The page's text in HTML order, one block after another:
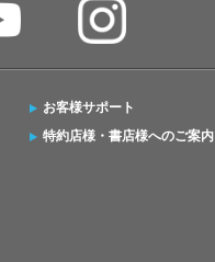
お客様サポート
特約店様・書店様へのご案内